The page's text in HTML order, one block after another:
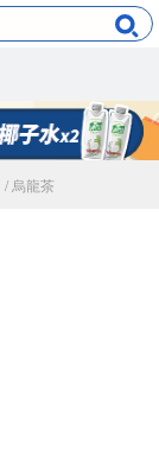
/ 烏龍茶